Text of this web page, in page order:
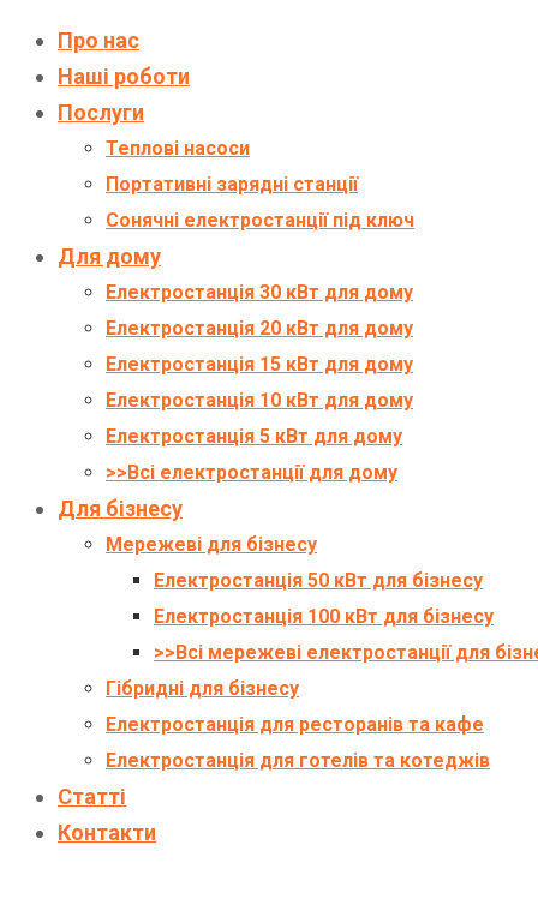
Про нас
Наші роботи
Послуги
Теплові насоси
Портативні зарядні станції
Сонячні електростанції під ключ
Для дому
Електростанція 30 кВт для дому
Електростанція 20 кВт для дому
Електростанція 15 кВт для дому
Електростанція 10 кВт для дому
Електростанція 5 кВт для дому
>>Всі електростанції для дому
Для бізнесу
Мережеві для бізнесу
Електростанція 50 кВт для бізнесу
Електростанція 100 кВт для бізнесу
>>Всі мережеві електростанції для
Гібридні для бізнесу
Електростанція для ресторанів та кафе
Електростанція для готелів та котеджів
Статті
Контакти